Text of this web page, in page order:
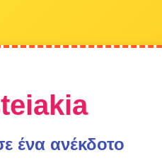
ένα ανέκδοτο